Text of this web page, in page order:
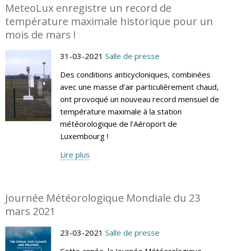
MeteoLux enregistre un record de
température maximale historique pour un
mois de mars !
31-03-2021 Salle de presse
Des conditions anticycloniques, combinées
avec une masse d’air particulièrement chaud,
ont provoqué un nouveau record mensuel de
température maximale à la station
météorologique de l’Aéroport de
Luxembourg !
Lire plus
Journée Météorologique Mondiale du 23
mars 2021
23-03-2021 Salle de presse